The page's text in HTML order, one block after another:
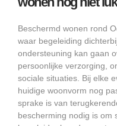
Beschermd wonen rond
waar begeleiding
ondersteuning kan gaan
persoonlijke verzorging,
sociale situaties. Bij elke
huidige woonvorm nog
sprake is van
bescherming nodig is om